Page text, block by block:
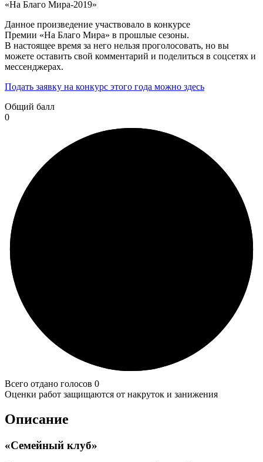
«На Благо Мира-2019»
Данное произведение участвовало в конкурсе
Премии «На Благо Мира» в прошлые сезоны.
В настоящее время за него нельзя проголосовать, но вы
можете оставить свой комментарий и поделиться в соцсетях и
мессенджерах.
Подать заявку на конкурс этого года можно здесь
Общий балл
0
Всего отдано голосов 0
Оценки работ защищаются от накруток и занижения
Описание
«Семейный клуб»